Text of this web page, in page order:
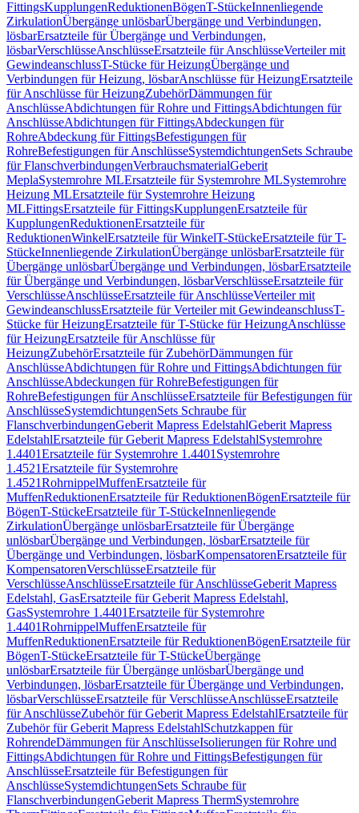
FittingsKupplungenReduktionenBögenT-StückeInnenliegende
ZirkulationÜbergänge unlösbarÜbergänge und Verbindungen,
lösbarErsatzteile für Übergänge und Verbindungen,
lösbarVerschlüsseAnschlüsseErsatzteile für AnschlüsseVerteiler mit
GewindeanschlussT-Stücke für HeizungÜbergänge und
Verbindungen für Heizung, lösbarAnschlüsse für HeizungErsatzteile
für Anschlüsse für HeizungZubehörDämmungen für
AnschlüsseAbdichtungen für Rohre und FittingsAbdichtungen für
AnschlüsseAbdichtungen für FittingsAbdeckungen für
RohreAbdeckung für FittingsBefestigungen für
RohreBefestigungen für AnschlüsseSystemdichtungenSets Schraube
für FlanschverbindungenVerbrauchsmaterialGeberit
MeplaSystemrohre MLErsatzteile für Systemrohre MLSystemrohre
Heizung MLErsatzteile für Systemrohre Heizung
MLFittingsErsatzteile für FittingsKupplungenErsatzteile für
KupplungenReduktionenErsatzteile für
ReduktionenWinkelErsatzteile für WinkelT-StückeErsatzteile für T-
StückeInnenliegende ZirkulationÜbergänge unlösbarErsatzteile für
Übergänge unlösbarÜbergänge und Verbindungen, lösbarErsatzteile
für Übergänge und Verbindungen, lösbarVerschlüsseErsatzteile für
VerschlüsseAnschlüsseErsatzteile für AnschlüsseVerteiler mit
GewindeanschlussErsatzteile für Verteiler mit GewindeanschlussT-
Stücke für HeizungErsatzteile für T-Stücke für HeizungAnschlüsse
für HeizungErsatzteile für Anschlüsse für
HeizungZubehörErsatzteile für ZubehörDämmungen für
AnschlüsseAbdichtungen für Rohre und FittingsAbdichtungen für
AnschlüsseAbdeckungen für RohreBefestigungen für
RohreBefestigungen für AnschlüsseErsatzteile für Befestigungen für
AnschlüsseSystemdichtungenSets Schraube für
FlanschverbindungenGeberit Mapress EdelstahlGeberit Mapress
EdelstahlErsatzteile für Geberit Mapress EdelstahlSystemrohre
1.4401Ersatzteile für Systemrohre 1.4401 Systemrohre
1.4521Ersatzteile für Systemrohre
1.4521RohrnippelMuffenErsatzteile für
MuffenReduktionenErsatzteile für ReduktionenBögenErsatzteile für
BögenT-StückeErsatzteile für T-StückeInnenliegende
ZirkulationÜbergänge unlösbarErsatzteile für Übergänge
unlösbarÜbergänge und Verbindungen, lösbarErsatzteile für
Übergänge und Verbindungen, lösbarKompensatorenErsatzteile für
KompensatorenVerschlüsseErsatzteile für
VerschlüsseAnschlüsseErsatzteile für AnschlüsseGeberit Mapress
Edelstahl, GasErsatzteile für Geberit Mapress Edelstahl,
GasSystemrohre 1.4401Ersatzteile für Systemrohre
1.4401RohrnippelMuffenErsatzteile für
MuffenReduktionenErsatzteile für ReduktionenBögenErsatzteile für
BögenT-StückeErsatzteile für T-StückeÜbergänge
unlösbarErsatzteile für Übergänge unlösbarÜbergänge und
Verbindungen, lösbarErsatzteile für Übergänge und Verbindungen,
lösbarVerschlüsseErsatzteile für VerschlüsseAnschlüsseErsatzteile
für AnschlüsseZubehör für Geberit Mapress EdelstahlErsatzteile für
Zubehör für Geberit Mapress EdelstahlSchutzkappen für
RohrendeDämmungen für AnschlüsseIsolierungen für Rohre und
FittingsAbdichtungen für Rohre und FittingsBefestigungen für
AnschlüsseErsatzteile für Befestigungen für
AnschlüsseSystemdichtungenSets Schraube für
FlanschverbindungenGeberit Mapress ThermSystemrohre